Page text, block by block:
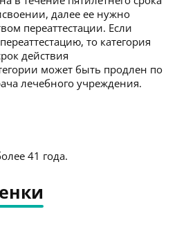
далее ее нужно
переаттестации. Если
то категория
действия
может быть продлен по
лечебного учреждения.
41 года.